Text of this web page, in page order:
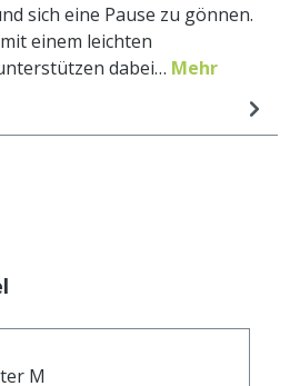
sich eine Pause zu gönnen.
einem leichten
dabei… Mehr